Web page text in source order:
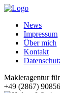
News
Impressum
Über mich
Kontakt
Makleragentur
+49 (2867)